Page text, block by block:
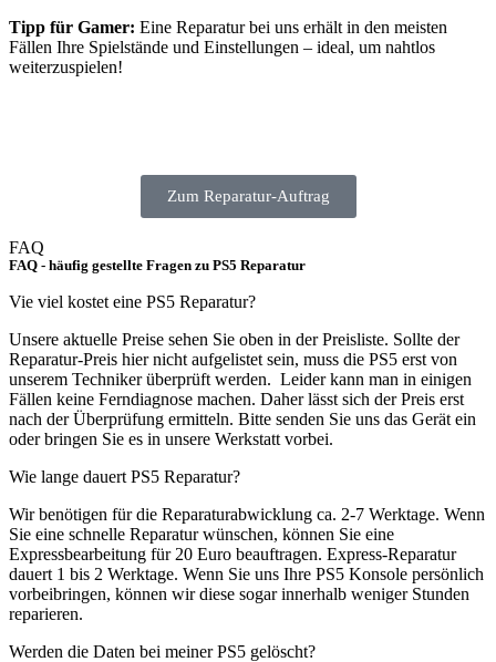
Tipp für Gamer: Eine Reparatur bei uns erhält in den meisten
Fällen Ihre Spielstände und Einstellungen – ideal, um nahtlos
weiterzuspielen!
Zum Reparatur-Auftrag
FAQ
FAQ - häufig gestellte Fragen zu PS5 Reparatur
Vie viel kostet eine PS5 Reparatur?
Unsere aktuelle Preise sehen Sie oben in der Preisliste. Sollte der
Reparatur-Preis hier nicht aufgelistet sein, muss die PS5 erst von
unserem Techniker überprüft werden. Leider kann man in einigen
Fällen keine Ferndiagnose machen. Daher lässt sich der Preis erst
nach der Überprüfung ermitteln. Bitte senden Sie uns das Gerät ein
oder bringen Sie es in unsere Werkstatt vorbei.
Wie lange dauert PS5 Reparatur?
Wir benötigen für die Reparaturabwicklung ca. 2-7 Werktage. Wenn
Sie eine schnelle Reparatur wünschen, können Sie eine
Expressbearbeitung für 20 Euro beauftragen. Express-Reparatur
dauert 1 bis 2 Werktage. Wenn Sie uns Ihre PS5 Konsole persönlich
vorbeibringen, können wir diese sogar innerhalb weniger Stunden
reparieren.
Werden die Daten bei meiner PS5 gelöscht?